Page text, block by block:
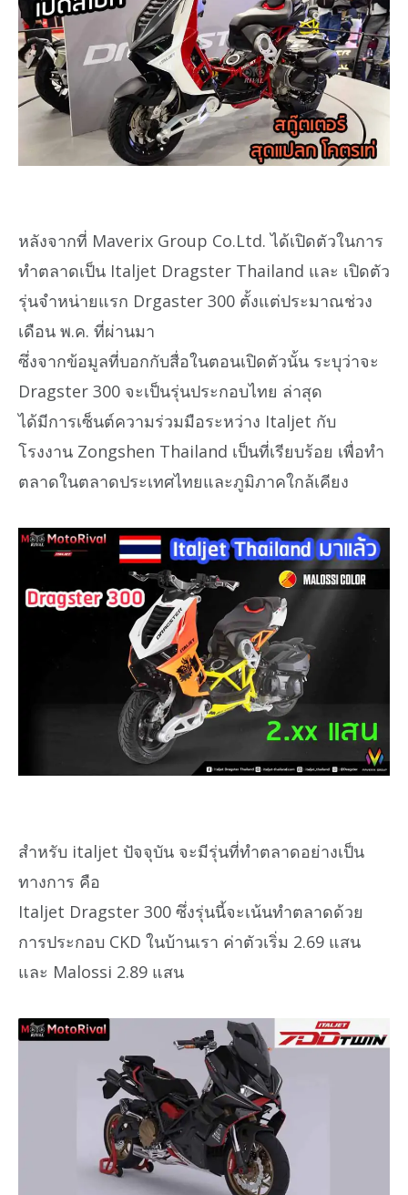
หลังจากที่ Maverix Group Co.Ltd. ได้เปิดตัวในการ
ทำตลาดเป็น Italjet Dragster Thailand และ เปิดตัว
รุ่นจำหน่ายแรก Drgaster 300 ตั้งแต่ประมาณช่วง
เดือน พ.ค. ที่ผ่านมา
ซึ่งจากข้อมูลที่บอกกับสื่อในตอนเปิดตัวนั้น ระบุว่าจะ
Dragster 300 จะเป็นรุ่นประกอบไทย ล่าสุด
ได้มีการเซ็นต์ความร่วมมือระหว่าง Italjet กับ
โรงงาน Zongshen Thailand เป็นที่เรียบร้อย เพื่อทำ
ตลาดในตลาดประเทศไทยและภูมิภาคใกล้เคียง
สำหรับ italjet ปัจจุบัน จะมีรุ่นที่ทำตลาดอย่างเป็น
ทางการ คือ
Italjet Dragster 300 ซึ่งรุ่นนี้จะเน้นทำตลาดด้วย
การประกอบ CKD ในบ้านเรา ค่าตัวเริ่ม 2.69 แสน
และ Malossi 2.89 แสน